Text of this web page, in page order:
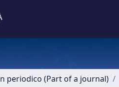
periodico (Part of a journal)